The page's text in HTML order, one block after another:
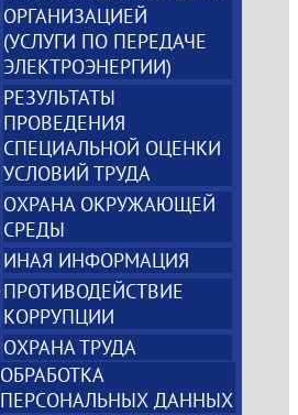
ОРГАНИЗАЦИЕЙ
(УСЛУГИ ПО ПЕРЕДАЧЕ
ЭЛЕКТРОЭНЕРГИИ)
РЕЗУЛЬТАТЫ
ПРОВЕДЕНИЯ
СПЕЦИАЛЬНОЙ ОЦЕНКИ
УСЛОВИЙ ТРУДА
ОХРАНА ОКРУЖАЮЩЕЙ
СРЕДЫ
ИНАЯ ИНФОРМАЦИЯ
ПРОТИВОДЕЙСТВИЕ
КОРРУПЦИИ
ОХРАНА ТРУДА
ОБРАБОТКА
ПЕРСОНАЛЬНЫХ ДАННЫХ